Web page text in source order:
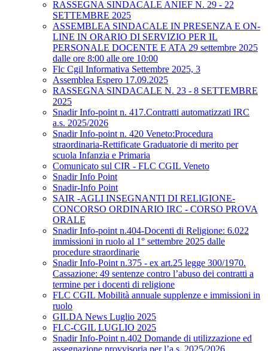
RASSEGNA SINDACALE ANIEF N. 29 - 22
SETTEMBRE 2025
ASSEMBLEA SINDACALE IN PRESENZA E ON-
LINE IN ORARIO DI SERVIZIO PER IL
PERSONALE DOCENTE E ATA 29 settembre 2025
dalle ore 8:00 alle ore 10:00
Flc Cgil Informativa Settembre 2025, 3
Assemblea Espero 17.09.2025
RASSEGNA SINDACALE N. 23 - 8 SETTEMBRE
2025
Snadir Info-point n. 417.Contratti automatizzati IRC
a.s. 2025/2026
Snadir Info-point n. 420 Veneto:Procedura
straordinaria-Rettificate Graduatorie di merito per
scuola Infanzia e Primaria
Comunicato sul CIR - FLC CGIL Veneto
Snadir Info Point
Snadir-Info Point
SAIR -AGLI INSEGNANTI DI RELIGIONE-
CONCORSO ORDINARIO IRC - CORSO PROVA
ORALE
Snadir Info-point n.404-Docenti di Religione: 6.022
immissioni in ruolo al 1° settembre 2025 dalle
procedure straordinarie
Snadir Info-Point n.375 - ex art.25 legge 300/1970.
Cassazione: 49 sentenze contro l’abuso dei contratti a
termine per i docenti di religione
FLC CGIL Mobilità annuale supplenze e immissioni in
ruolo
GILDA News Luglio 2025
FLC-CGIL LUGLIO 2025
Snadir Info-Point n.402 Domande di utilizzazione ed